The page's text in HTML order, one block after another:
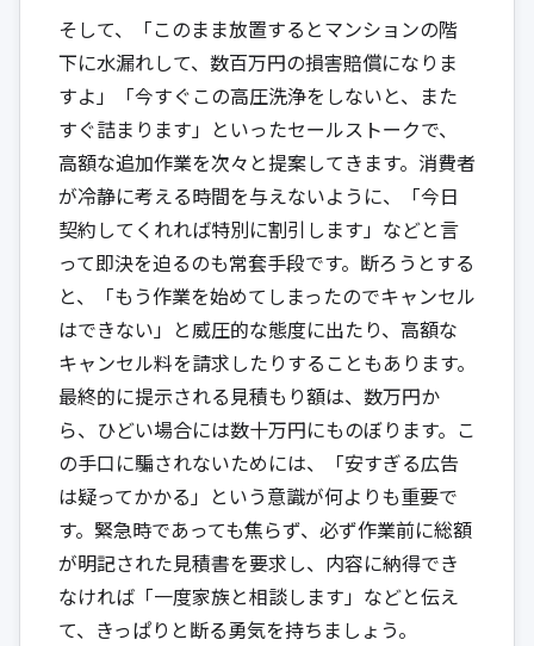
そして、「このまま放置するとマンションの階
下に水漏れして、数百万円の損害賠償になりま
すよ」「今すぐこの高圧洗浄をしないと、また
すぐ詰まります」といったセールストークで、
高額な追加作業を次々と提案してきます。消費者
が冷静に考える時間を与えないように、「今日
契約してくれれば特別に割引します」などと言
って即決を迫るのも常套手段です。断ろうとする
と、「もう作業を始めてしまったのでキャンセル
はできない」と威圧的な態度に出たり、高額な
キャンセル料を請求したりすることもあります。
最終的に提示される見積もり額は、数万円か
ら、ひどい場合には数十万円にものぼります。こ
の手口に騙されないためには、「安すぎる広告
は疑ってかかる」という意識が何よりも重要で
す。緊急時であっても焦らず、必ず作業前に総額
が明記された見積書を要求し、内容に納得でき
なければ「一度家族と相談します」などと伝え
て、きっぱりと断る勇気を持ちましょう。